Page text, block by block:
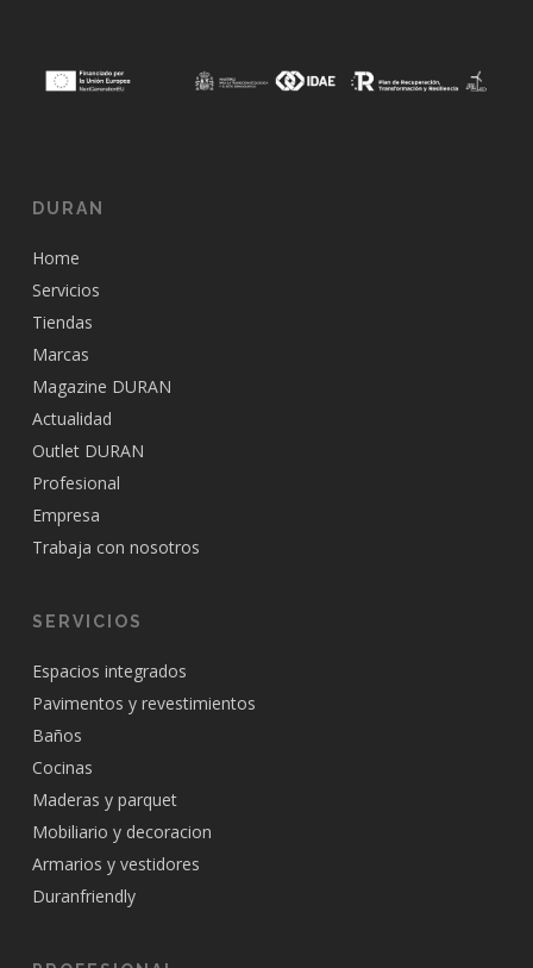
DURAN
Home
Servicios
Tiendas
Marcas
Magazine DURAN
Actualidad
Outlet DURAN
Profesional
Empresa
Trabaja con nosotros
SERVICIOS
Espacios integrados
Pavimentos y revestimientos
Baños
Cocinas
Maderas y parquet
Mobiliario y decoracion
Armarios y vestidores
Duranfriendly